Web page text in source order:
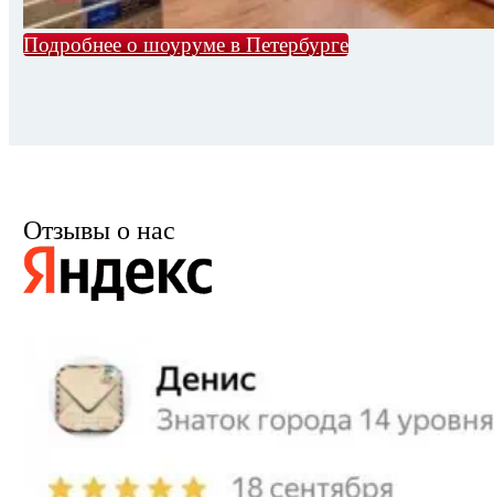
Подробнее о шоуруме в Петербурге
Отзывы о нас